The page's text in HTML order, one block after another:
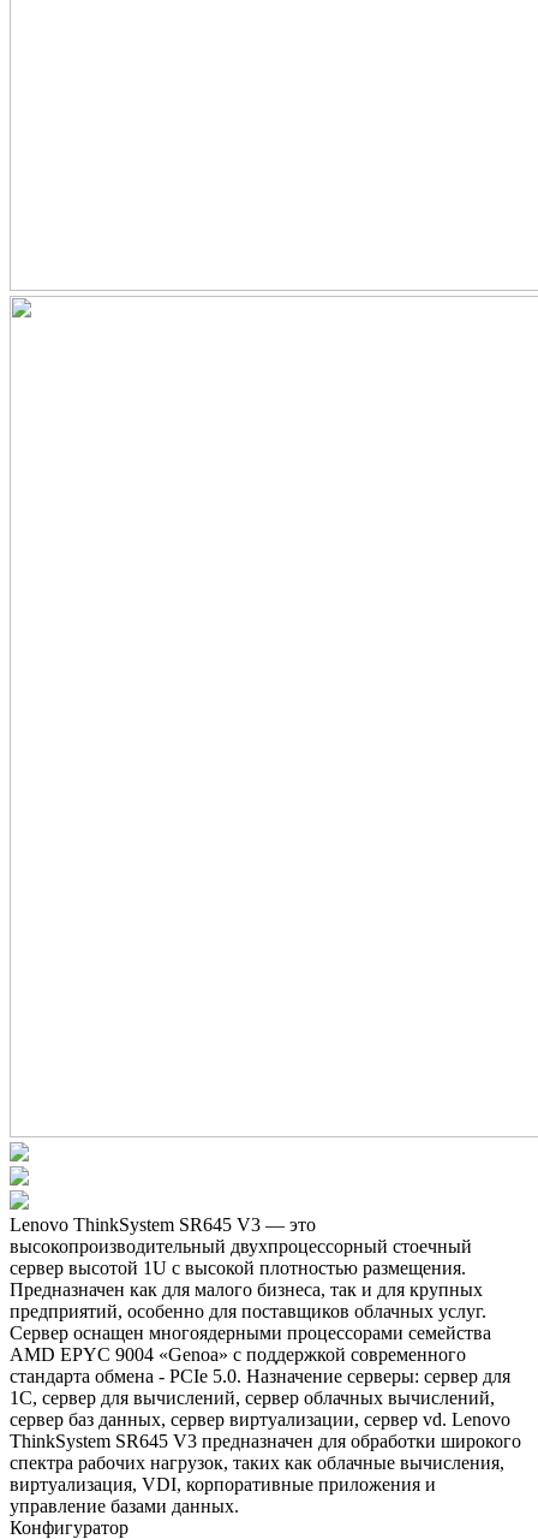
Lenovo ThinkSystem SR645 V3 — это
высокопроизводительный двухпроцессорный стоечный
сервер высотой 1U с высокой плотностью размещения.
Предназначен как для малого бизнеса, так и для крупных
предприятий, особенно для поставщиков облачных услуг.
Сервер оснащен многоядерными процессорами семейства
AMD EPYC 9004 «Genoa» с поддержкой современного
стандарта обмена - PCIe 5.0. Назначение серверы: сервер для
1С, сервер для вычислений, сервер облачных вычислений,
сервер баз данных, сервер виртуализации, сервер vd. Lenovo
ThinkSystem SR645 V3 предназначен для обработки широкого
спектра рабочих нагрузок, таких как облачные вычисления,
виртуализация, VDI, корпоративные приложения и
управление базами данных.
Конфигуратор